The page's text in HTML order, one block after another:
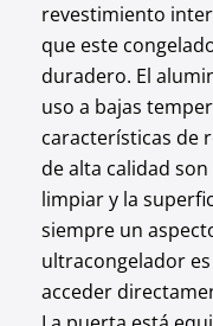
revestimiento
que este
duradero. El
uso a bajas
características de
de alta calidad
limpiar y la
siempre un
ultracongelador
acceder